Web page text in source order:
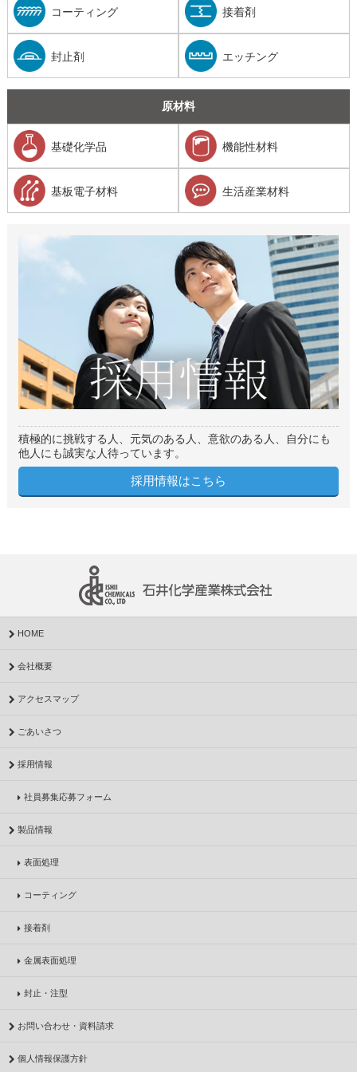
コーティング 接着剤
封止剤 エッチング
原材料
基礎化学品 機能性材料
基板電子材料 生活産業材料
積極的に挑戦する人、元気のある人、意欲のある人、自分にも
他人にも誠実な人待っています。
採用情報はこちら
HOME
会社概要
アクセスマップ
ごあいさつ
採用情報
社員募集応募フォーム
製品情報
表面処理
コーティング
接着剤
金属表面処理
封止・注型
お問い合わせ・資料請求
個人情報保護方針